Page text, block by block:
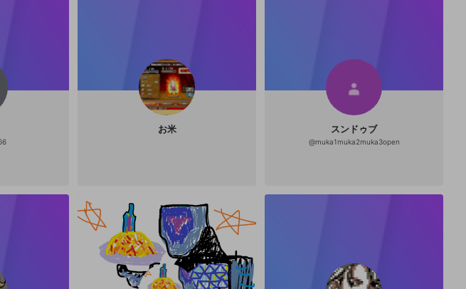
qa.com/t
のV祭
lit.link】https://l
チク様 【X】
様 【lit.link】h
お米 スンドゥブ
@muka1muka2muka3open